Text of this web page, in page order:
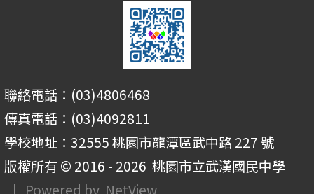
聯絡電話：(03)4806468
傳真電話：(03)4092811
學校地址：32555 桃園市龍潭區武中路 227 號
版權所有 © 2016 - 2026 桃園市立武漢國民中學
| Powered by NetView